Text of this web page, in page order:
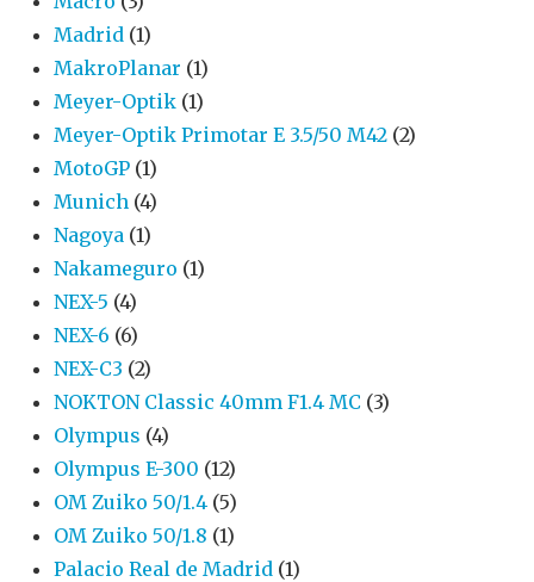
Madrid (1)
MakroPlanar (1)
Meyer-Optik (1)
Meyer-Optik Primotar E 3.5/50 M42 (2)
MotoGP (1)
Munich (4)
Nagoya (1)
Nakameguro (1)
NEX-5 (4)
NEX-6 (6)
NEX-C3 (2)
NOKTON Classic 40mm F1.4 MC (3)
Olympus (4)
Olympus E-300 (12)
OM Zuiko 50/1.4 (5)
OM Zuiko 50/1.8 (1)
Palacio Real de Madrid (1)